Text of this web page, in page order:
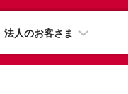
法人のお客さま